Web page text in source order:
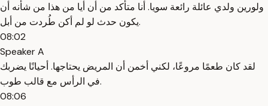
ولورين ولدي عائلة رائعة سويا. أنا متأكد من أن أيا من هذا من شأنه أن
يكون حدث لو لم أكن طُردت من أبل.
08:02
Speaker A
لقد كان طعمًا مروعًا، لكني أخمن أن المريض يحتاجها. أحيانًا يضربك
في الرأس مع قالب طوب.
08:06